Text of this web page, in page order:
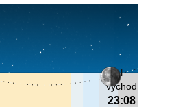
východ
23:08